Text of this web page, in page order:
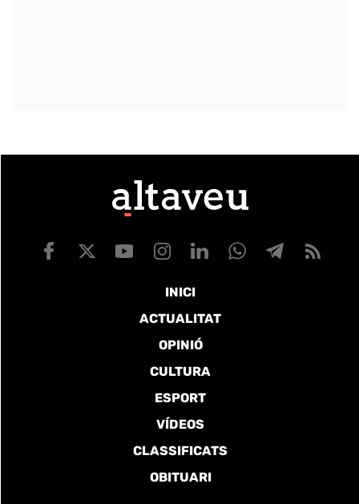
INICI
ACTUALITAT
OPINIÓ
CULTURA
ESPORT
VÍDEOS
CLASSIFICATS
OBITUARI